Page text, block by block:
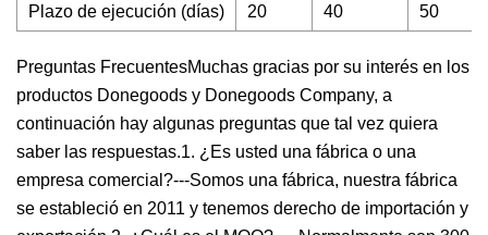
Plazo de ejecución (días) 20 40 50
Preguntas FrecuentesMuchas gracias por su interés en los
productos Donegoods y Donegoods Company, a
continuación hay algunas preguntas que tal vez quiera
saber las respuestas.1. ¿Es usted una fábrica o una
empresa comercial?---Somos una fábrica, nuestra fábrica
se estableció en 2011 y tenemos derecho de importación y